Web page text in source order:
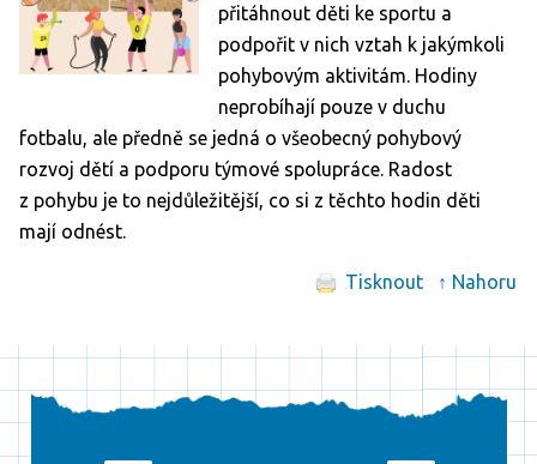
přitáhnout děti ke sportu a
podpořit v nich vztah k jakýmkoli
pohybovým aktivitám. Hodiny
neprobíhají pouze v duchu
fotbalu, ale předně se jedná o všeobecný pohybový
rozvoj dětí a podporu týmové spolupráce. Radost
z pohybu je to nejdůležitější, co si z těchto hodin děti
mají odnést.
Tisknout ↑ Nahoru